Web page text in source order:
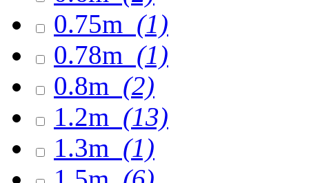
0.75m (1)
0.78m (1)
0.8m (2)
1.2m (13)
1.3m (1)